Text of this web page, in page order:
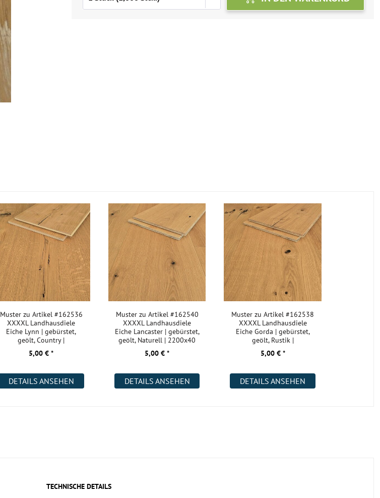
Muster zu Artikel #162536
XXXXL Landhausdiele
Eiche Lynn | gebürstet,
geölt, Country |
2200x400x18 m
5,00 € *
DETAILS ANSEHEN
Muster zu Artikel #162540
XXXXL Landhausdiele
Eiche Lancaster | gebürstet,
geölt, Naturell | 2200x40
5,00 € *
DETAILS ANSEHEN
Muster zu Artikel #162538
XXXXL Landhausdiele
Eiche Gorda | gebürstet,
geölt, Rustik |
2200x400x18 m
5,00 € *
DETAILS ANSEHEN
TECHNISCHE DETAILS